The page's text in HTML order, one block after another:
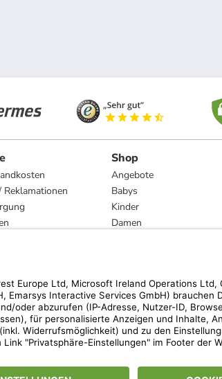
Reklamationen
Shop
Angebote
Babys
Kinder
Damen
Marken
Preisempfehlung des Herstellers. Prozentangaben